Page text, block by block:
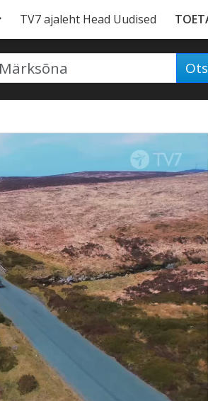
TV7 ajaleht Head Uudised